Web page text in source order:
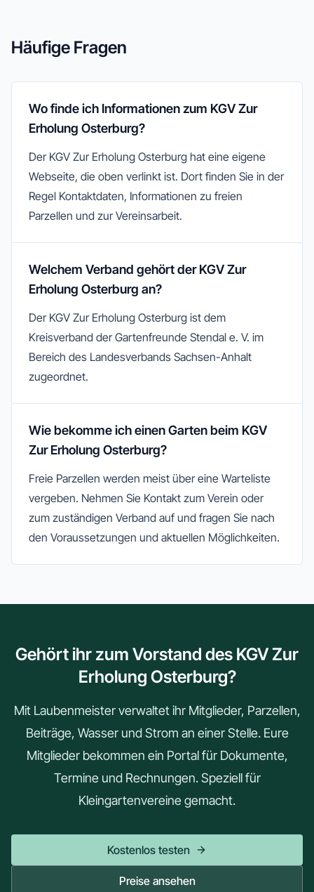
Häufige Fragen
Wo finde ich Informationen zum KGV Zur
Erholung Osterburg?
Der KGV Zur Erholung Osterburg hat eine eigene
Webseite, die oben verlinkt ist. Dort finden Sie in der
Regel Kontaktdaten, Informationen zu freien
Parzellen und zur Vereinsarbeit.
Welchem Verband gehört der KGV Zur
Erholung Osterburg an?
Der KGV Zur Erholung Osterburg ist dem
Kreisverband der Gartenfreunde Stendal e. V. im
Bereich des Landesverbands Sachsen-Anhalt
zugeordnet.
Wie bekomme ich einen Garten beim KGV
Zur Erholung Osterburg?
Freie Parzellen werden meist über eine Warteliste
vergeben. Nehmen Sie Kontakt zum Verein oder
zum zuständigen Verband auf und fragen Sie nach
den Voraussetzungen und aktuellen Möglichkeiten.
Gehört ihr zum Vorstand des KGV Zur
Erholung Osterburg?
Mit Laubenmeister verwaltet ihr Mitglieder, Parzellen,
Beiträge, Wasser und Strom an einer Stelle. Eure
Mitglieder bekommen ein Portal für Dokumente,
Termine und Rechnungen. Speziell für
Kleingartenvereine gemacht.
Kostenlos testen
Preise ansehen